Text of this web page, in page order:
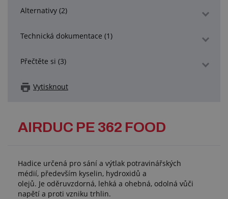
Alternativy (2)
Technická dokumentace (1)
Přečtěte si (3)
Vytisknout
AIRDUC PE 362 FOOD
Hadice určená pro sání a výtlak potravinářských
médií, především kyselin, hydroxidů a
olejů. Je oděruvzdorná, lehká a ohebná, odolná vůči
napětí a proti vzniku trhlin.